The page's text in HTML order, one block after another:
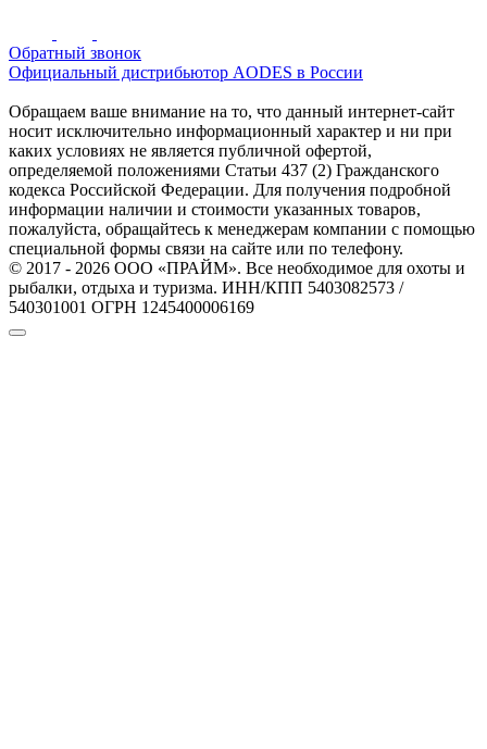
Обратный звонок
Официальный дистрибьютор AODES в России
Обращаем ваше внимание на то, что данный интернет-сайт
носит исключительно информационный характер и ни при
каких условиях не является публичной офертой,
определяемой положениями Статьи 437 (2) Гражданского
кодекса Российской Федерации. Для получения подробной
информации наличии и стоимости указанных товаров,
пожалуйста, обращайтесь к менеджерам компании с помощью
специальной формы связи на сайте или по телефону.
© 2017 - 2026 ООО «ПРАЙМ». Все необходимое для охоты и
рыбалки, отдыха и туризма. ИНН/КПП 5403082573 /
540301001 ОГРН 1245400006169